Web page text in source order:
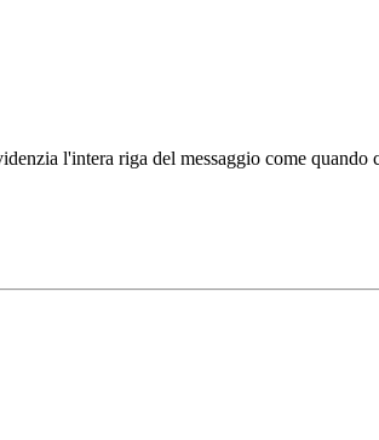
l'intera riga del messaggio come quando